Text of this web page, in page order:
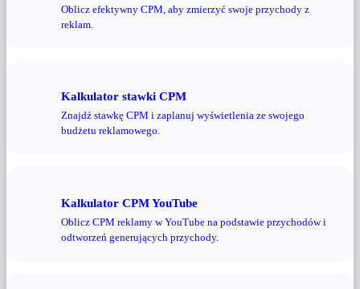
Oblicz efektywny CPM, aby zmierzyć swoje przychody z
reklam.
Kalkulator stawki CPM
Znajdź stawkę CPM i zaplanuj wyświetlenia ze swojego
budżetu reklamowego.
Kalkulator CPM YouTube
Oblicz CPM reklamy w YouTube na podstawie przychodów i
odtworzeń generujących przychody.